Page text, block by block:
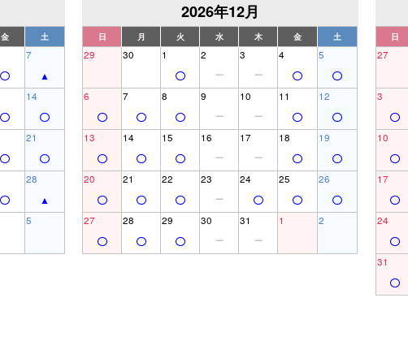
金 土
7
14
21
28
5
2026年12月
日 月 火 水 木 金 土
29 30 1 2 3 4 5
6 7 8 9 10 11 12
13 14 15 16 17 18 19
20 21 22 23 24 25 26
27 28 29 30 31 1 2
日
27
3
10
17
24
31